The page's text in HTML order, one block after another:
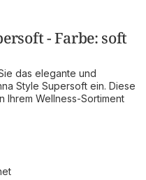
- Farbe: soft
das elegante und
Style Supersoft ein. Diese
Ihrem Wellness-Sortiment